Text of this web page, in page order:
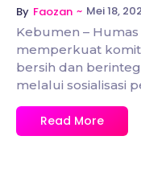
By Faozan ~ Mei 18,
Kebumen –
memperkuat
bersih dan
melalui sosialisasi
Read More